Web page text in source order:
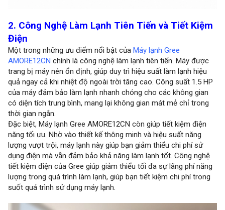
2. Công Nghệ Làm Lạnh Tiên Tiến và Tiết Kiệm
Điện
Một trong những ưu điểm nổi bật của Máy lạnh Gree
AMORE12CN chính là công nghệ làm lạnh tiên tiến. Máy được
trang bị máy nén ổn định, giúp duy trì hiệu suất làm lạnh hiệu
quả ngay cả khi nhiệt độ ngoài trời tăng cao. Công suất 1.5 HP
của máy đảm bảo làm lạnh nhanh chóng cho các không gian
có diện tích trung bình, mang lại không gian mát mẻ chỉ trong
thời gian ngắn.
Đặc biệt, Máy lạnh Gree AMORE12CN còn giúp tiết kiệm điện
năng tối ưu. Nhờ vào thiết kế thông minh và hiệu suất năng
lượng vượt trội, máy lạnh này giúp bạn giảm thiểu chi phí sử
dụng điện mà vẫn đảm bảo khả năng làm lạnh tốt. Công nghệ
tiết kiệm điện của Gree giúp giảm thiểu tối đa sự lãng phí năng
lượng trong quá trình làm lạnh, giúp bạn tiết kiệm chi phí trong
suốt quá trình sử dụng máy lạnh.